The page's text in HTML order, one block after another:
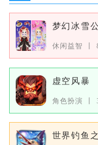
梦幻冰雪
休闲益智
虚空风暴
角色扮演
世界钓鱼